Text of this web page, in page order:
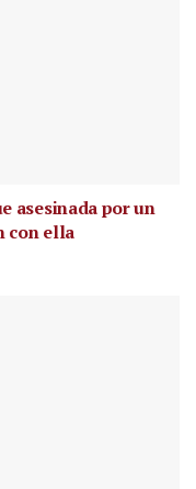
asesinada por un
con ella